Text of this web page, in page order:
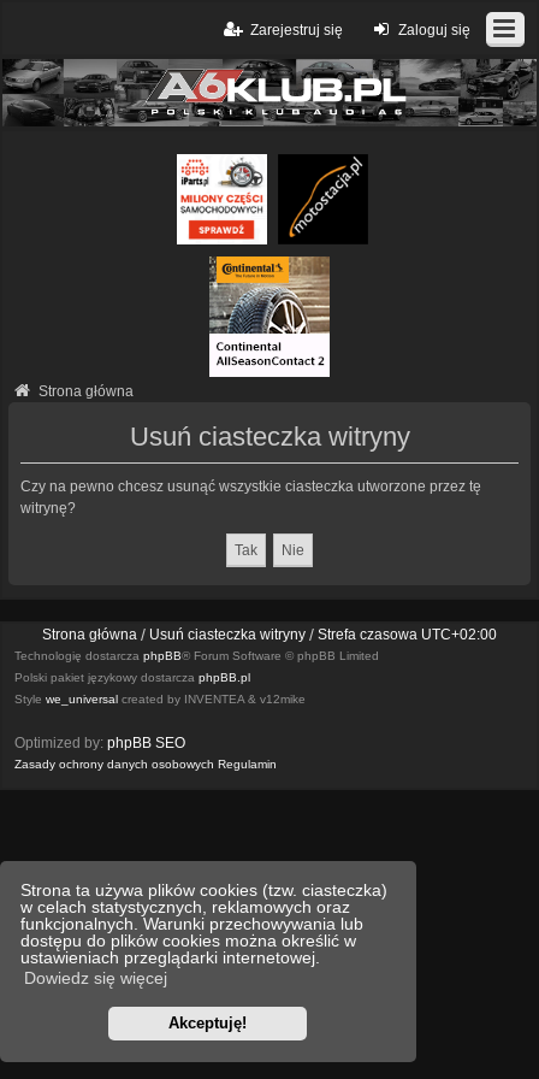
Strona ta używa plików cookies (tzw. ciasteczka)
w celach statystycznych, reklamowych oraz
funkcjonalnych. Warunki przechowywania lub
dostępu do plików cookies można określić w
ustawieniach przeglądarki internetowej.
Dowiedz się więcej
Akceptuję!
Zaloguj się
Zarejestruj się
Strona główna
Usuń ciasteczka witryny
Czy na pewno chcesz usunąć wszystkie ciasteczka utworzone przez tę
witrynę?
Strona główna Usuń ciasteczka witryny Strefa czasowa UTC+02:00
Technologię dostarcza phpBB® Forum Software © phpBB Limited
Polski pakiet językowy dostarcza phpBB.pl
Style we_universal created by INVENTEA & v12mike
Optimized by: phpBB SEO
Zasady ochrony danych osobowych Regulamin